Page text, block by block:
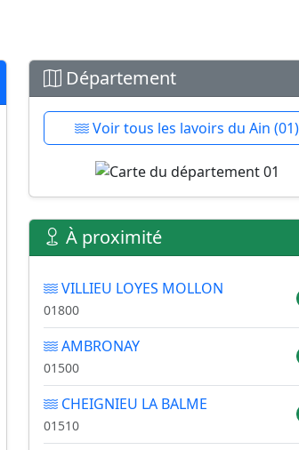
Département
Voir tous les lavoirs du Ain (01)
À proximité
VILLIEU LOYES MOLLON
01800
AMBRONAY
01500
CHEIGNIEU LA BALME
01510